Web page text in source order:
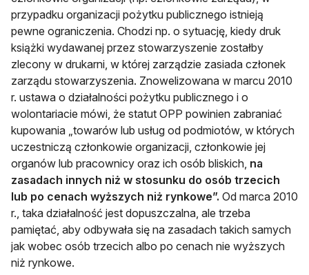
przypadku organizacji pożytku publicznego istnieją
pewne ograniczenia. Chodzi np. o sytuację, kiedy druk
książki wydawanej przez stowarzyszenie zostałby
zlecony w drukarni, w której zarządzie zasiada członek
zarządu stowarzyszenia. Znowelizowana w marcu 2010
r. ustawa o działalności pożytku publicznego i o
wolontariacie mówi, że statut OPP powinien zabraniać
kupowania „towarów lub usług od podmiotów, w których
uczestniczą członkowie organizacji, członkowie jej
organów lub pracownicy oraz ich osób bliskich, na
zasadach innych niż w stosunku do osób trzecich
lub po cenach wyższych niż rynkowe”. Od marca 2010
r., taka działalność jest dopuszczalna, ale trzeba
pamiętać, aby odbywała się na zasadach takich samych
jak wobec osób trzecich albo po cenach nie wyższych
niż rynkowe.